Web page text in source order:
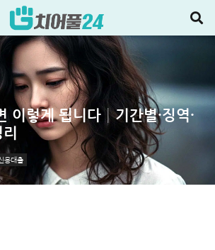
이렇게 됩니다│기간별·징역·
용대출